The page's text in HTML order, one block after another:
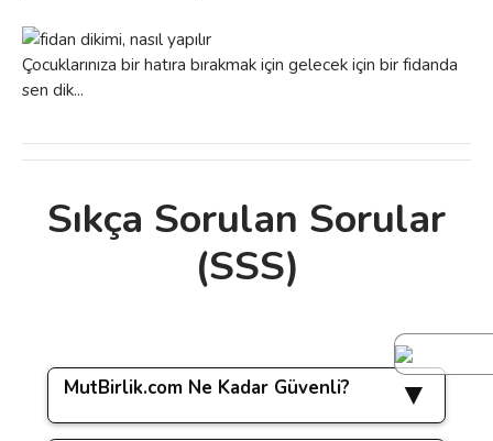
Çocuklarınıza bir hatıra bırakmak için gelecek için bir fidanda
sen dik...
Bu ürüne ilk yorumu siz yapın!
Yorum Yaz
Bu ürünün fiyat bilgisi, resim, ürün
açıklamalarında ve diğer konularda yetersiz
gördüğünüz noktaları öneri formunu
Görüş ve önerileriniz için teşekkür ederiz.
Ürün resmi kalitesiz, bozuk veya
Sıkça Sorulan Sorular
(SSS)
MutBirlik.com Ne Kadar Güvenli?